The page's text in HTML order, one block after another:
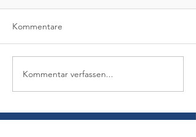
Kommentare
Kommentar verfassen...